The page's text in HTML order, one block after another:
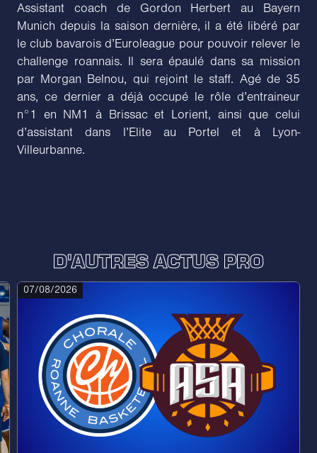
Assistant coach de Gordon Herbert au Bayern
Munich depuis la saison dernière, il a été libéré par
le club bavarois d’Euroleague pour pouvoir relever le
challenge roannais. Il sera épaulé dans sa mission
par Morgan Belnou, qui rejoint le staff. Agé de 35
ans, ce dernier a déjà occupé le rôle d’entraineur
n°1 en NM1 à Brissac et Lorient, ainsi que celui
d’assistant dans l’Elite au Portel et à Lyon-
Villeurbanne.
D'AUTRES ACTUS PRO
07/08/2026